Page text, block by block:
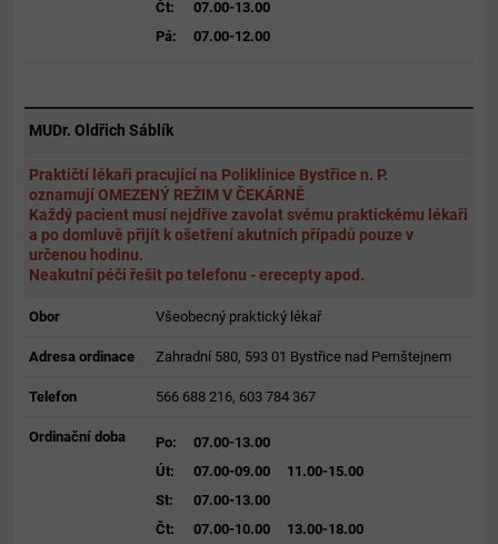
Čt:
07.00-13.00
Pá:
07.00-12.00
MUDr. Oldřich Sáblík
Praktičtí lékaři pracující na Poliklinice Bystřice n. P.
oznamují OMEZENÝ REŽIM V ČEKÁRNĚ
Každý pacient musí nejdříve zavolat svému praktickému lékaři
a po domluvě přijít k ošetření akutních případů pouze v
určenou hodinu.
Neakutní péči řešit po telefonu - erecepty apod.
Obor Všeobecný praktický lékař
Adresa ordinace Zahradní 580, 593 01 Bystřice nad Pernštejnem
Telefon 566 688 216, 603 784 367
Ordinační doba Po:
07.00-13.00
Út:
07.00-09.00
11.00-15.00
St:
07.00-13.00
Čt:
07.00-10.00 13.00-18.00